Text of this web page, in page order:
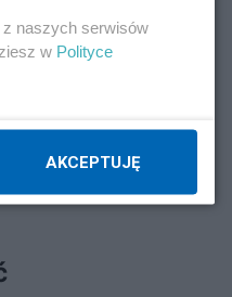
z naszych serwisów
w Polityce
AKCEPTUJĘ